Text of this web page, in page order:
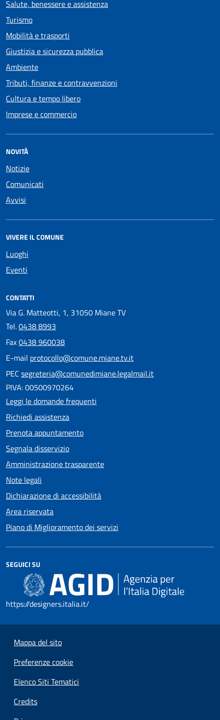
Salute, benessere e assistenza
Turismo
Mobilità e trasporti
Giustizia e sicurezza pubblica
Ambiente
Tributi, finanze e contravvenzioni
Cultura e tempo libero
Imprese e commercio
NOVITÀ
Notizie
Comunicati
Avvisi
VIVERE IL COMUNE
Luoghi
Eventi
CONTATTI
Via G. Matteotti, 1, 31050 Miane TV
Tel.0438 8993
Fax0438 960038
E-mail protocollo@comune.miane.tv.it
PEC segreteria@comunedimiane.legalmail.it
PIVA: 00500970264
Leggi le domande frequenti
Richiedi assistenza
Prenota appuntamento
Segnala disservizio
Amministrazione trasparente
Note legali
Dichiarazione di accessibilità
Area riservata
Piano di Miglioramento dei servizi
SEGUICI SU
https://designers.italia.it/
Mappa del sito
Preferenze cookie
Elenco Siti Tematici
Credits